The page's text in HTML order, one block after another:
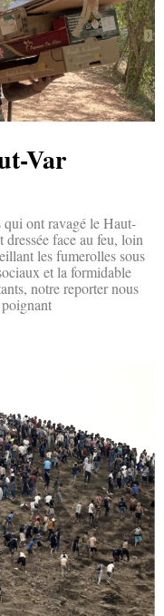
Var
qui ont ravagé le Haut-
dressée face au feu, loin
les fumerolles sous
et la formidable
notre reporter nous